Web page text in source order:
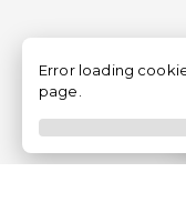
Error loading
page.